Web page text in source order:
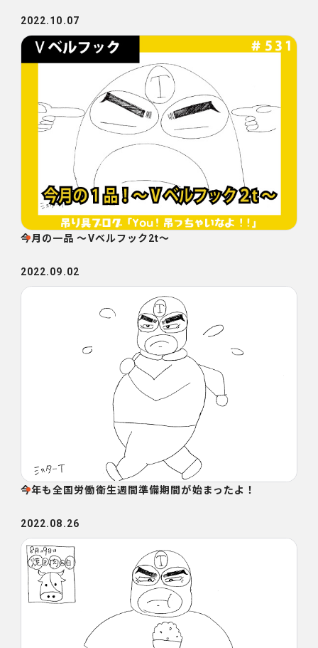
2022.10.07
今月の一品 ～Vベルフック2t～
2022.09.02
今年も全国労働衛生週間準備期間が始まったよ！
2022.08.26